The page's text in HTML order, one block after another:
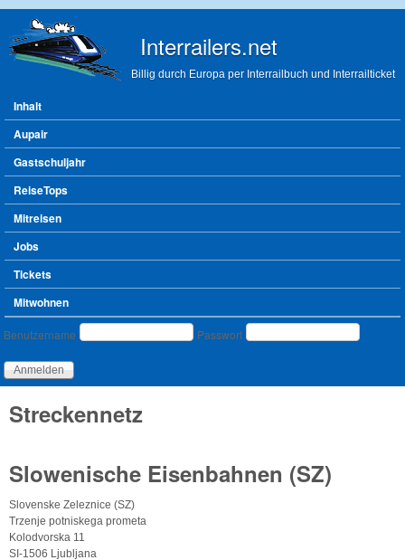
Interrailers.net
Billig durch Europa per Interrailbuch und Interrailticket
Hauptmenü
Inhalt
Aupair
Gastschuljahr
ReiseTops
Mitreisen
Jobs
Tickets
Mitwohnen
Benutzeranmeldung
Benutzername Passwort
Streckennetz
Slowenische Eisenbahnen (SZ)
Slovenske Zeleznice (SZ)
Trzenje potniskega prometa
Kolodvorska 11
SI-1506 Ljubljana